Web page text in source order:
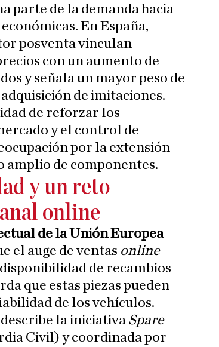
parte de la demanda hacia
En España,
posventa vinculan
con un aumento de
y señala un mayor peso de
de imitaciones.
de reforzar los
y el control de
por la extensión
amplio de componentes.
y un reto
online
de la Unión Europea
el auge de ventas online
de recambios
que estas piezas pueden
de los vehículos.
la iniciativa Spare
Civil) y coordinada por